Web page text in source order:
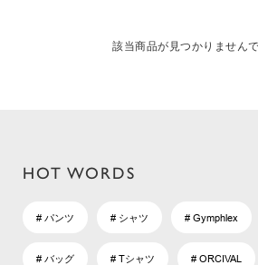
該当商品が見つかりませんで
HOT WORDS
# パンツ # シャツ # Gymphlex
# バッグ # Tシャツ # ORCIVAL